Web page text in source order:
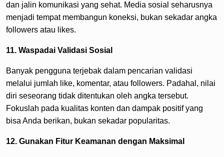
dan jalin komunikasi yang sehat. Media sosial seharusnya
menjadi tempat membangun koneksi, bukan sekadar angka
followers atau likes.
11. Waspadai Validasi Sosial
Banyak pengguna terjebak dalam pencarian validasi
melalui jumlah like, komentar, atau followers. Padahal, nilai
diri seseorang tidak ditentukan oleh angka tersebut.
Fokuslah pada kualitas konten dan dampak positif yang
bisa Anda berikan, bukan sekadar popularitas.
12. Gunakan Fitur Keamanan dengan Maksimal